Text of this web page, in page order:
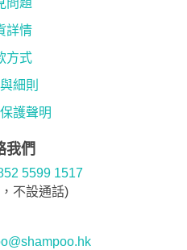
問題
詳情
方式
細則
護聲明
我們
5599 1517
不設通話)